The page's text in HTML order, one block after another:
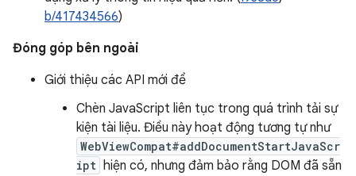
b/417434566)
Đóng góp bên ngoài
Giới thiệu các API mới để
Chèn JavaScript liên tục trong quá trình tải sự
kiện tài liệu. Điều này hoạt động tương tự như
WebViewCompat#addDocumentStartJavaScr
ipt hiện có, nhưng đảm bảo rằng DOM đã sẵn